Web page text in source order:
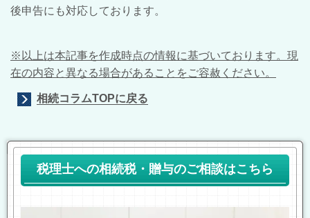
後申告にも対応しております。
※以上は本記事を作成時点の情報に基づいております。現
在の内容と異なる場合があることをご容赦ください。
相続コラムTOPに戻る
税理士への相続税・贈与のご相談はこちら